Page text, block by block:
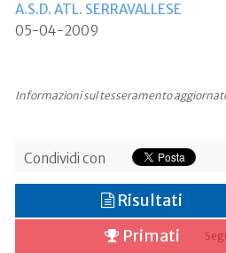
A.S.D. ATL. SERRAVALLESE
05-04-2009
Informazioni sul tesseramento
Condividi con
Risultati
Primati